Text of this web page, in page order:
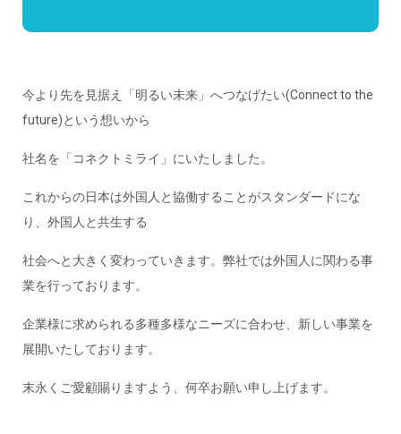
今より先を見据え「明るい未来」へつなげたい(Connect to the
future)という想いから
社名を「コネクトミライ」にいたしました。
これからの日本は外国人と協働することがスタンダードにな
り、外国人と共生する
社会へと大きく変わっていきます。弊社では外国人に関わる事
業を行っております。
企業様に求められる多種多様なニーズに合わせ、新しい事業を
展開いたしております。
末永くご愛顧賜りますよう、何卒お願い申し上げます。